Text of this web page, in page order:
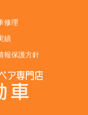
修理
績
報保護方針